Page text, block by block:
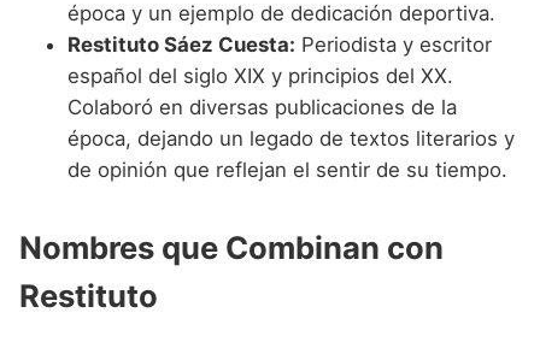
época y un ejemplo de dedicación deportiva.
Restituto Sáez Cuesta: Periodista y escritor
español del siglo XIX y principios del XX.
Colaboró en diversas publicaciones de la
época, dejando un legado de textos literarios y
de opinión que reflejan el sentir de su tiempo.
Nombres que Combinan con
Restituto